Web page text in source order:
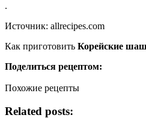
.
Источник: allrecipes.com
Как приготовить Корейские
Поделиться рецептом:
Похожие рецепты
Related posts: